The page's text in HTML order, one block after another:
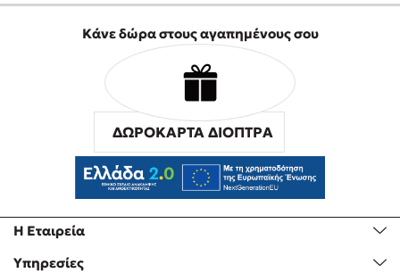
Η Εταιρεία
Υπηρεσίες
Κάνε δώρα στους αγαπημένους σου
ΔΩΡΟΚΑΡΤΑ ΔΙΟΠΤΡΑ